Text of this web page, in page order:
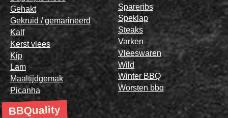
Gehakt
Gekruid / gemarineerd
Kalf
Kerst vlees
Kip
Lam
Maaltijdgemak
Picanha
Spareribs
Speklap
Steaks
Varken
Vleeswaren
Wild
Winter BBQ
Worsten bbq
BBQuality